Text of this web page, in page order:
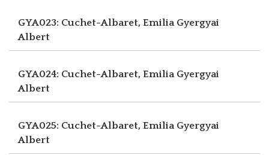
GYA023: Cuchet-Albaret, Emilia Gyergyai
Albert
GYA024: Cuchet-Albaret, Emilia Gyergyai
Albert
GYA025: Cuchet-Albaret, Emilia Gyergyai
Albert